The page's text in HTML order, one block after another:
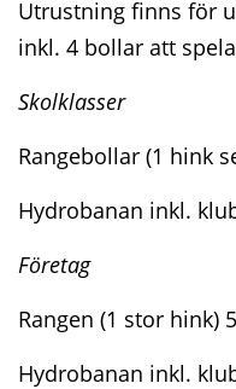
Utrustning finns för
inkl. 4 bollar att
Skolklasser
Rangebollar (1 hink
Hydrobanan inkl.
Företag
Rangen (1 stor hink)
Hydrobanan inkl.